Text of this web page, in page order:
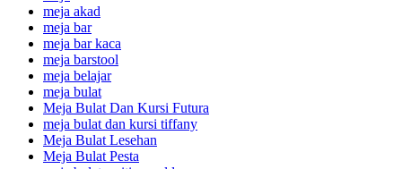
meja akad
meja bar
meja bar kaca
meja barstool
meja belajar
meja bulat
Meja Bulat Dan Kursi Futura
meja bulat dan kursi tiffany
Meja Bulat Lesehan
Meja Bulat Pesta